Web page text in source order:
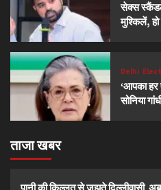
सेक्स
मुश्किलें,
Delhi
‘आपका हर
सोनिया
ताजा खबर
पानी की किल्लत से जूझते दिल्लीवासी,